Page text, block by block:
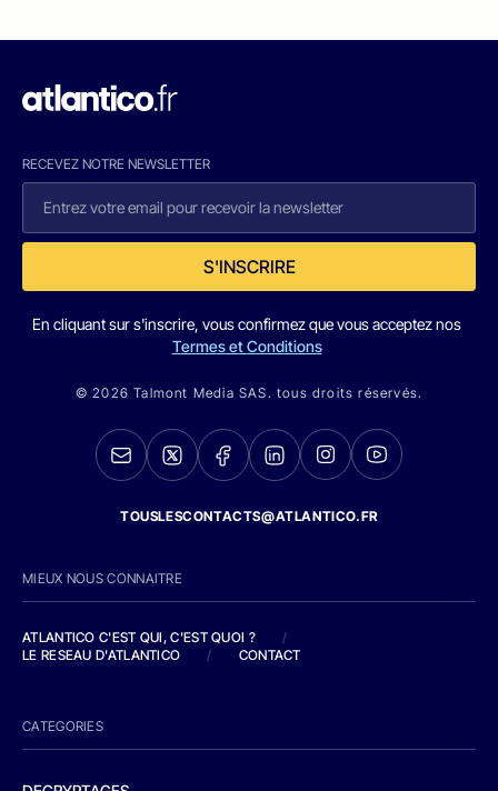
RECEVEZ NOTRE NEWSLETTER
S'INSCRIRE
En cliquant sur s'inscrire, vous confirmez que vous acceptez nos
Termes et Conditions
© 2026 Talmont Media SAS. tous droits réservés.
TOUSLESCONTACTS@ATLANTICO.FR
MIEUX NOUS CONNAITRE
ATLANTICO C'EST QUI, C'EST QUOI ?
/
LE RESEAU D'ATLANTICO
/ CONTACT
CATEGORIES